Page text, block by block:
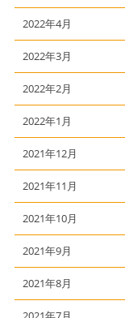
2022年4月
2022年3月
2022年2月
2022年1月
2021年12月
2021年11月
2021年10月
2021年9月
2021年8月